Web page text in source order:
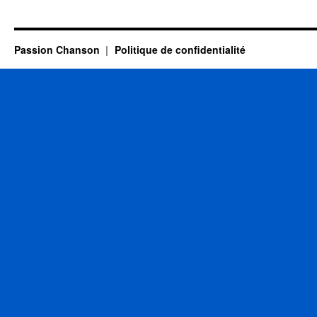
Passion Chanson Politique de confidentialité